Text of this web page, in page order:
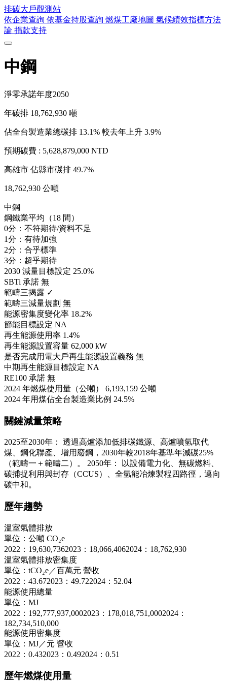
排碳大戶觀測站
依企業查詢 依基金持股查詢 燃煤工廠地圖 氣候績效指標方法
論 捐款支持
中鋼
淨零承諾年度2050
年碳排 18,762,930 噸
佔全台製造業總碳排 13.1% 較去年上升 3.9%
預期碳費 : 5,628,879,000 NTD
高雄市 佔縣市碳排 49.7%
18,762,930 公噸
中鋼
鋼鐵業平均（18 間）
0分：不符期待/資料不足
1分：有待加強
2分：合乎標準
3分：超乎期待
2030 減量目標設定 25.0%
SBTi 承諾 無
範疇三揭露 ✓
範疇三減量規劃 無
能源密集度變化率 18.2%
節能目標設定 NA
再生能源使用率 1.4%
再生能源設置容量 62,000 kW
是否完成用電大戶再生能源設置義務 無
中期再生能源目標設定 NA
RE100 承諾 無
2024 年燃煤使用量（公噸） 6,193,159 公噸
2024 年用煤佔全台製造業比例 24.5%
關鍵減量策略
2025至2030年： 透過高爐添加低排碳鐵源、高爐噴氫取代
煤、鋼化聯產、增用廢鋼，2030年較2018年基準年減碳25%
（範疇一＋範疇二）。 2050年： 以設備電力化、無碳燃料、
碳捕捉利用與封存（CCUS）、全氫能冶煉製程四路徑，邁向
碳中和。
歷年趨勢
溫室氣體排放
單位：公噸 CO₂e
2022：19,630,7362023：18,066,4062024：18,762,930
溫室氣體排放密集度
單位：tCO₂e／百萬元 營收
2022：43.672023：49.722024：52.04
能源使用總量
單位：MJ
2022：192,777,937,0002023：178,018,751,0002024：
182,734,510,000
能源使用密集度
單位：MJ／元 營收
2022：0.432023：0.492024：0.51
歷年燃煤使用量